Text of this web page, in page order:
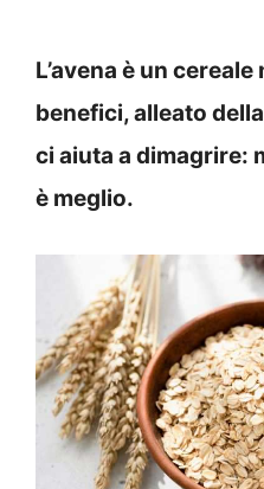
L’avena è un
benefici, alleato
ci aiuta a dimagrire:
è meglio.